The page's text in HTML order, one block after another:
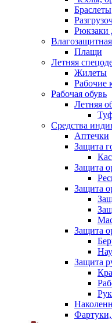
Браслеты
Рюкзаки
Плащи
Летняя
Жилеты
Рабочие
Рабочая обувь
Летняя
Средства
Аптечки
Защита
Защита
Защита
Защита
Защита